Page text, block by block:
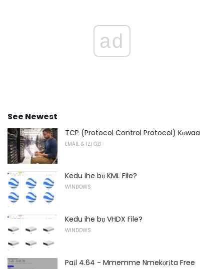
ad
See Newest
TCP (Protocol Control Protocol) Kọwaa
EMAIL & IZI OZI
Kedu ihe bụ KML File?
WINDOWS
Kedu ihe bụ VHDX File?
WINDOWS
Paịl 4.64 - Mmemme Nmekọrịta Free